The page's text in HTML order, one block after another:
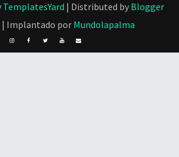
TemplatesYard | Distributed by Blogger
| Implantado por Mundolapalma